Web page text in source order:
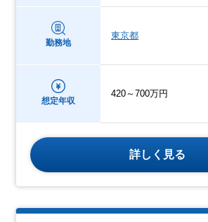
勤務地
東京都
想定年収
420～700万円
詳しく見る